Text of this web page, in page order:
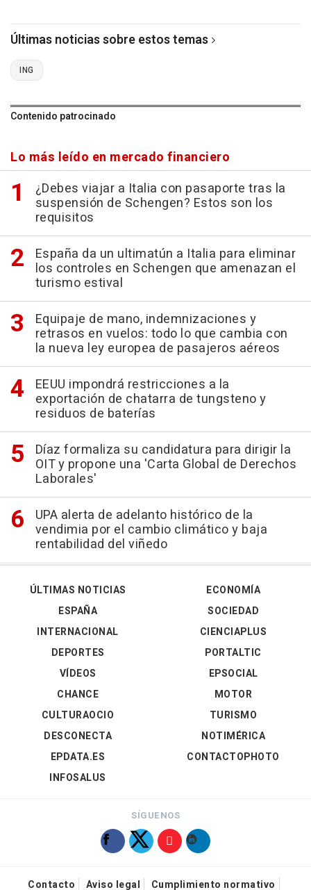
Últimas noticias sobre estos temas
ING
Contenido patrocinado
Lo más leído en mercado financiero
¿Debes viajar a Italia con pasaporte tras la
suspensión de Schengen? Estos son los
requisitos
España da un ultimatún a Italia para eliminar
los controles en Schengen que amenazan el
turismo estival
Equipaje de mano, indemnizaciones y
retrasos en vuelos: todo lo que cambia con
la nueva ley europea de pasajeros aéreos
EEUU impondrá restricciones a la
exportación de chatarra de tungsteno y
residuos de baterías
Díaz formaliza su candidatura para dirigir la
OIT y propone una 'Carta Global de Derechos
Laborales'
UPA alerta de adelanto histórico de la
vendimia por el cambio climático y baja
rentabilidad del viñedo
ÚLTIMAS NOTICIAS
ESPAÑA
INTERNACIONAL
DEPORTES
VÍDEOS
ECONOMÍA
SOCIEDAD
CIENCIAPLUS
PORTALTIC
EPSOCIAL
CHANCE
CULTURAOCIO
DESCONECTA
EPDATA.ES
INFOSALUS
MOTOR
TURISMO
NOTIMÉRICA
CONTACTOPHOTO
SÍGUENOS
Contacto Aviso legal Cumplimiento normativo